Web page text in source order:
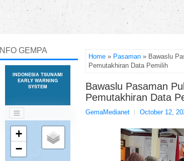
Home » Pasaman » Bawaslu
Pemutakhiran Data Pemilih
Bawaslu Pasaman
Pemutakhiran Data
GemaMedianet October 12,
INFO GEMPA